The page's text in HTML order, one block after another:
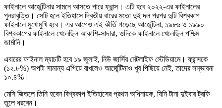
ফাইনালে আর্জেন্টিনার সামনে আসতে পারে ফ্রান্স। এটি হবে ২০২২-এর ফাইনালের
পুনরাবৃত্তি। সেটি হলে ইতিহাসে দ্বিতীয় বারের মতো দুই দল পরপর দুটি বিশ্বকাপ
ফাইনালে মুখোমুখি হবে। এর আগেও এই কীর্তি গড়েছে আর্জেন্টিনা, ১৯৮৬ ও ১৯৯০
বিশ্বকাপের ফাইনালে খেলেছিল আকাশি-সাদারা, ওদিকে ফাইনালে খেলেছিল পশ্চিম
জার্মানি।
এবারের ফাইনাল ম্যাচটি হবে ১৯ জুলাই, নিউ জার্সির মেটলাইফ স্টেডিয়ামে। ফ্রান্সকে
(১২.৮%) অপটা সামান্য এগিয়ে রাখলেও আর্জেন্টিনাও খুব পিছিয়ে নেই, তাদের সম্ভাবনা
১০.৪%।
মেসি জিতলে তিনি হবেন বিশ্বকাপ ইতিহাসের প্রথম অধিনায়ক, যিনি টানা দুইবার ট্রফি
তুলে ধরবেন।